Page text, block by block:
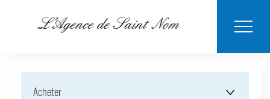
LOUER
BIENS
NOTRE
ESTIMER MON
Acheter